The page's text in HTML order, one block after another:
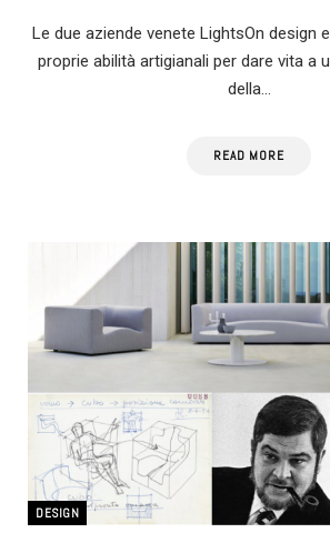
Le due aziende venete LightsOn design
proprie abilità artigianali per dare vita a
della…
READ MORE
DESIGN